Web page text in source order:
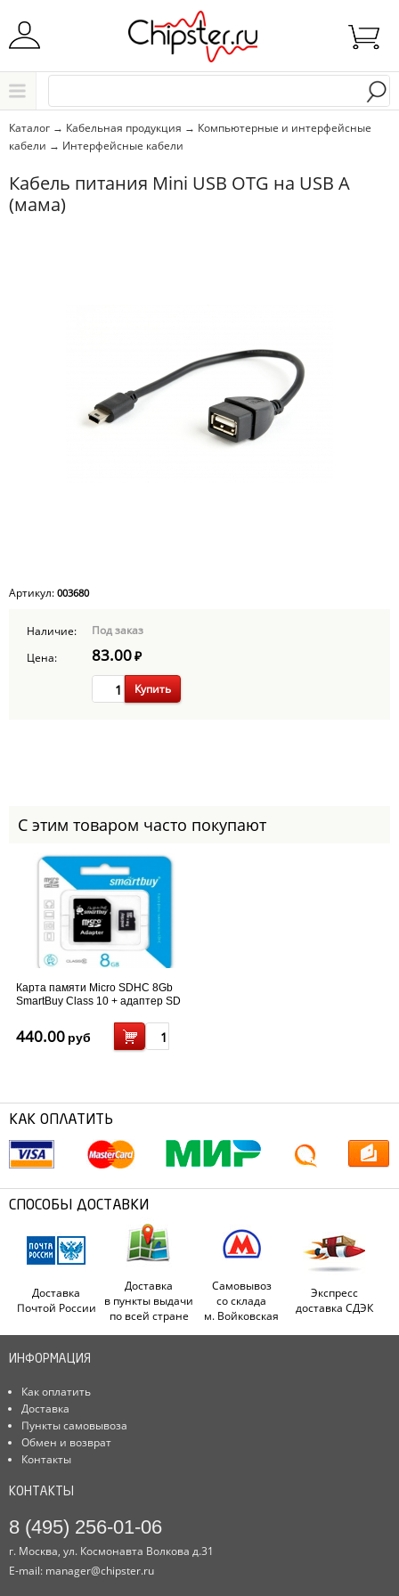
Начните водить название города..
Выбрать
Каталог → Кабельная продукция → Компьютерные и интерфейсные
кабели → Интерфейсные кабели
Кабель питания Mini USB OTG на USB A
(мама)
Артикул: 003680
Наличие:
Под заказ
Цена:
83.00₽
Купить
С этим товаром часто покупают
Карта памяти Micro SDHC 8Gb
SmartBuy Class 10 + адаптер SD
440.00 руб
КАК ОПЛАТИТЬ
СПОСОБЫ ДОСТАВКИ
Доставка
Почтой России
Доставка
в пункты выдачи
по всей стране
Самовывоз
со склада
м. Войковская
Экспресс
доставка СДЭК
ИНФОРМАЦИЯ
Как оплатить
Доставка
Пункты самовывоза
Обмен и возврат
Контакты
КОНТАКТЫ
8 (495) 256-01-06
г. Москва, ул. Космонавта Волкова д.31
E-mail: manager@chipster.ru